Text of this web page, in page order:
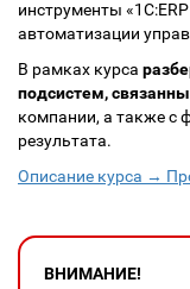
инструменты
автоматизации
В рамках курса
подсистем,
компании, а также с
результата.
Описание курса →
ВНИМАНИЕ!